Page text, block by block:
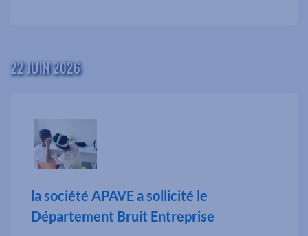
22 JUIN 2026
la société APAVE a sollicité le
Département Bruit Entreprise